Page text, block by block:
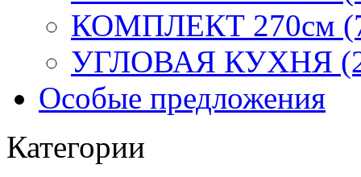
КОМПЛЕКТ 270см
УГЛОВАЯ КУХНЯ
Особые предложения
Категории